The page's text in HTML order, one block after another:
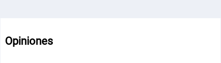
Opiniones